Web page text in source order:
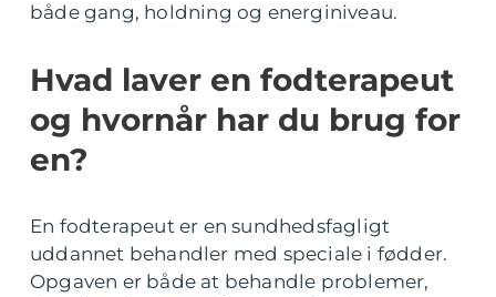
både gang, holdning og energiniveau.
Hvad laver en fodterapeut
og hvornår har du brug for
en?
En fodterapeut er en sundhedsfagligt
uddannet behandler med speciale i fødder.
Opgaven er både at behandle problemer,